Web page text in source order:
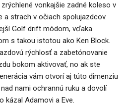
vonkajšie zadné koleso v
a strach v očiach spolujazdcov.
Golf drift módom, vďaka
s takou istotou ako Ken Block.
rýchlosť a zabetónovanie
bokom aktivovať, no ak ste
vám otvorí aj túto dimenziu
nami ochrannú ruku a dovolí
kázal Adamovi a Eve.